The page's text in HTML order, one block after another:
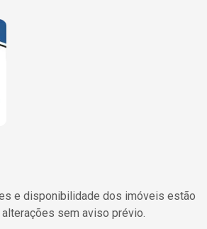
e disponibilidade dos imóveis estão
sem aviso prévio.